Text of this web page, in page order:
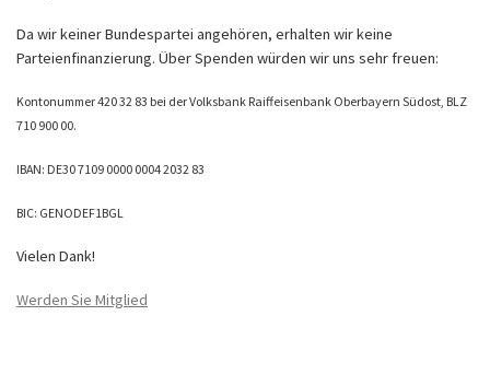
Da wir keiner Bundespartei angehören, erhalten wir keine
Parteienfinanzierung. Über Spenden würden wir uns sehr freuen:
Kontonummer 420 32 83 bei der Volksbank Raiffeisenbank Oberbayern Südost, BLZ
710 900 00.
IBAN: DE30 7109 0000 0004 2032 83
BIC: GENODEF1BGL
Vielen Dank!
Werden Sie Mitglied